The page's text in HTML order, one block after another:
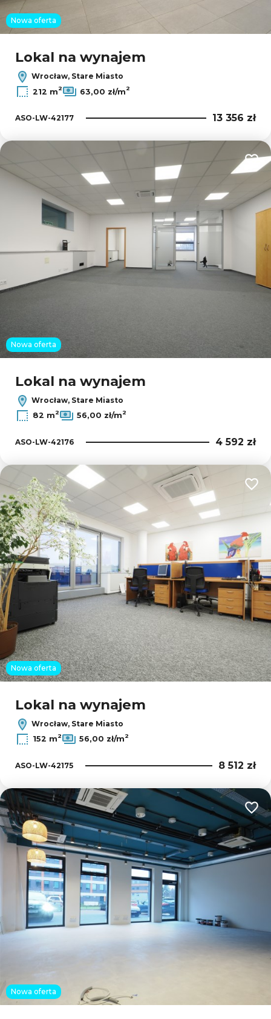
Nowa oferta
Lokal na wynajem
Wrocław, Stare Miasto
212 m2 63,00 zł/m2
ASO-LW-42177 13 356 zł
Nowa oferta
Lokal na wynajem
Wrocław, Stare Miasto
82 m2 56,00 zł/m2
ASO-LW-42176 4 592 zł
Nowa oferta
Lokal na wynajem
Wrocław, Stare Miasto
152 m2 56,00 zł/m2
ASO-LW-42175 8 512 zł
Nowa oferta